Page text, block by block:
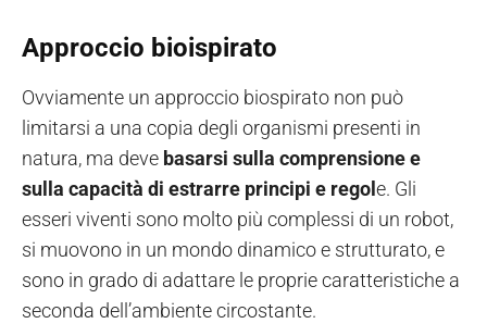
Approccio bioispirato
Ovviamente un approccio biospirato non può
limitarsi a una copia degli organismi presenti in
natura, ma deve basarsi sulla comprensione e
sulla capacità di estrarre principi e regol e. Gli
esseri viventi sono molto più complessi di un robot,
si muovono in un mondo dinamico e strutturato, e
sono in grado di adattare le proprie caratteristiche a
seconda dell’ambiente circostante.